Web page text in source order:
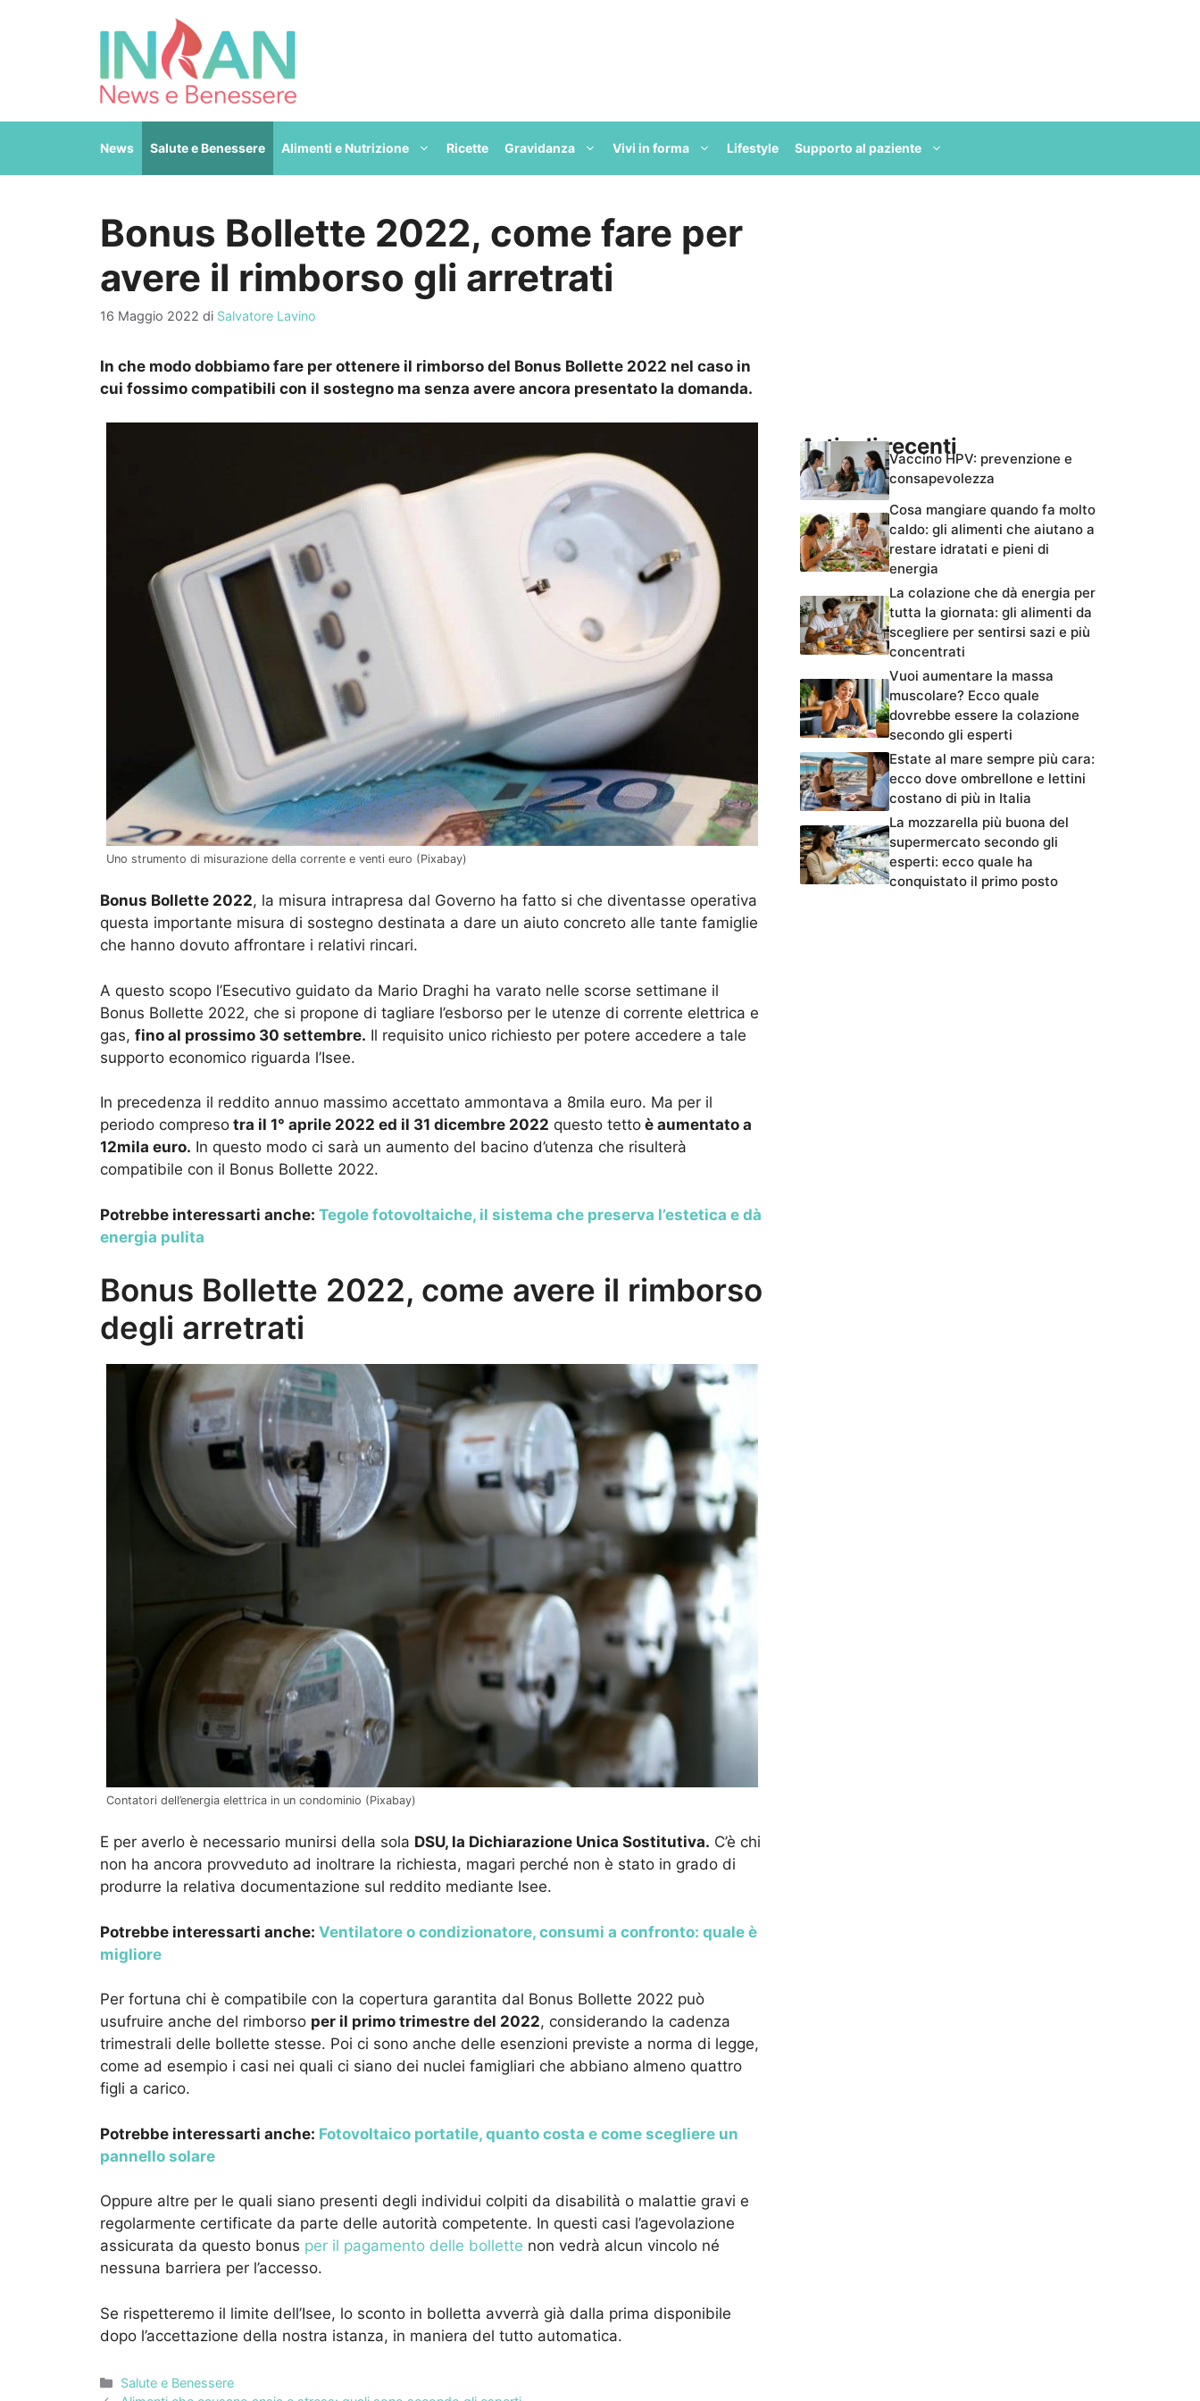
News Salute e Benessere Alimenti e Nutrizione Ricette Gravidanza Vivi in forma Lifestyle Supporto al paziente
Bonus Bollette 2022, come fare per
avere il rimborso gli arretrati
16 Maggio 2022 di Salvatore Lavino
In che modo dobbiamo fare per ottenere il rimborso del Bonus Bollette 2022 nel caso in
cui fossimo compatibili con il sostegno ma senza avere ancora presentato la domanda.
Uno strumento di misurazione della corrente e venti euro (Pixabay)
Bonus Bollette 2022, la misura intrapresa dal Governo ha fatto si che diventasse operativa
questa importante misura di sostegno destinata a dare un aiuto concreto alle tante famiglie
che hanno dovuto affrontare i relativi rincari.
A questo scopo l’Esecutivo guidato da Mario Draghi ha varato nelle scorse settimane il
Bonus Bollette 2022, che si propone di tagliare l’esborso per le utenze di corrente elettrica e
gas, fino al prossimo 30 settembre. Il requisito unico richiesto per potere accedere a tale
supporto economico riguarda l’Isee.
In precedenza il reddito annuo massimo accettato ammontava a 8mila euro. Ma per il
periodo compreso tra il 1° aprile 2022 ed il 31 dicembre 2022 questo tetto è aumentato a
12mila euro. In questo modo ci sarà un aumento del bacino d’utenza che risulterà
compatibile con il Bonus Bollette 2022.
Potrebbe interessarti anche: Tegole fotovoltaiche, il sistema che preserva l’estetica e dà
energia pulita
Bonus Bollette 2022, come avere il rimborso
degli arretrati
Contatori dell’energia elettrica in un condominio (Pixabay)
E per averlo è necessario munirsi della sola DSU, la Dichiarazione Unica Sostitutiva. C’è chi
non ha ancora provveduto ad inoltrare la richiesta, magari perché non è stato in grado di
produrre la relativa documentazione sul reddito mediante Isee.
Potrebbe interessarti anche: Ventilatore o condizionatore, consumi a confronto: quale è
migliore
Per fortuna chi è compatibile con la copertura garantita dal Bonus Bollette 2022 può
usufruire anche del rimborso per il primo trimestre del 2022, considerando la cadenza
trimestrali delle bollette stesse. Poi ci sono anche delle esenzioni previste a norma di legge,
come ad esempio i casi nei quali ci siano dei nuclei famigliari che abbiano almeno quattro
figli a carico.
Potrebbe interessarti anche: Fotovoltaico portatile, quanto costa e come scegliere un
pannello solare
Oppure altre per le quali siano presenti degli individui colpiti da disabilità o malattie gravi e
regolarmente certificate da parte delle autorità competente. In questi casi l’agevolazione
assicurata da questo bonus per il pagamento delle bollette non vedrà alcun vincolo né
nessuna barriera per l’accesso.
Se rispetteremo il limite dell’Isee, lo sconto in bolletta avverrà già dalla prima disponibile
dopo l’accettazione della nostra istanza, in maniera del tutto automatica.
Categorie
Salute e Benessere
Articoli recentiVaccino HPV: prevenzione e
consapevolezza
Cosa mangiare quando fa molto
caldo: gli alimenti che aiutano a
restare idratati e pieni di
energia
La colazione che dà energia per
tutta la giornata: gli alimenti da
scegliere per sentirsi sazi e più
concentrati
Vuoi aumentare la massa
muscolare? Ecco quale
dovrebbe essere la colazione
secondo gli esperti
Estate al mare sempre più cara:
ecco dove ombrellone e lettini
costano di più in Italia
La mozzarella più buona del
supermercato secondo gli
esperti: ecco quale ha
conquistato il primo posto